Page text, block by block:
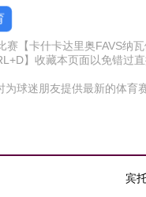
【卡什卡达里奥FAVS纳瓦
】收藏本页面以免错过
球迷朋友提供最新的体育
宾